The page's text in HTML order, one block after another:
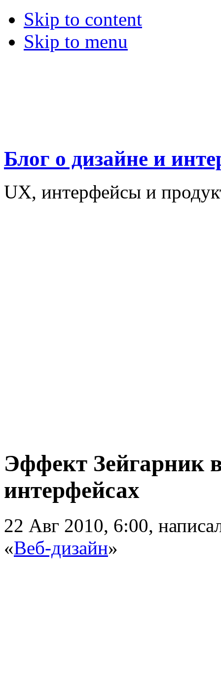
Skip to content
Skip to menu
Блог о дизайне и
UX, интерфейсы и
Эффект Зейгарник
интерфейсах
22 Авг 2010, 6:00,
«Веб-дизайн»